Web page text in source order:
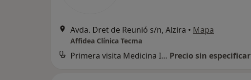
Avda. Dret de Reunió s/n, Alzira • Mapa
Affidea Clínica Tecma
Primera visita Medicina Interna Precio sin especificar